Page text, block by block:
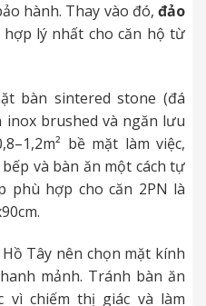
hành. Thay vào đó, đảo
lý nhất cho căn hộ từ
bàn sintered stone (đá
inox brushed và ngăn lưu
bề mặt làm việc,
và bàn ăn một cách tự
phù hợp cho căn 2PN là
Tây nên chọn mặt kính
mảnh. Tránh bàn ăn
vì chiếm thị giác và làm